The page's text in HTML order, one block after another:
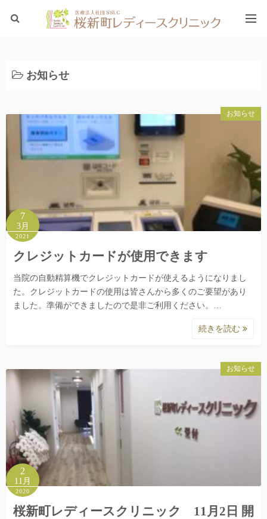
ブログTOP
お知らせ
お知らせ
7
3月
2021
クレジットカードが使用できます
当院の自動精算機でクレジットカードが使えるようになりまし
た。クレジットカードの使用は皆さんから多くのご要望があり
ました。準備ができましたので是非ご利用ください。…
続きを読む
お知らせ
2
11月
2020
桜新町レディースクリニック 11月2日 開